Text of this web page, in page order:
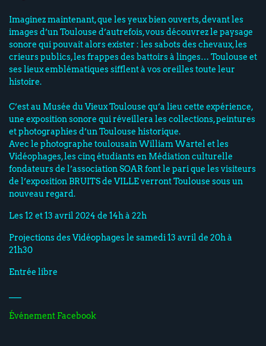
Imaginez maintenant, que les yeux bien ouverts, devant les
images d’un Toulouse d’autrefois, vous découvrez le paysage
sonore qui pouvait alors exister : les sabots des chevaux, les
crieurs publics, les frappes des battoirs à linges… Toulouse et
ses lieux emblématiques sifflent à vos oreilles toute leur
histoire.
C’est au Musée du Vieux Toulouse qu’a lieu cette expérience,
une exposition sonore qui réveillera les collections, peintures
et photographies d’un Toulouse historique.
Avec le photographe toulousain William Wartel et les
Vidéophages, les cinq étudiants en Médiation culturelle
fondateurs de l’association SOAR font le pari que les visiteurs
de l’exposition BRUITS de VILLE verront Toulouse sous un
nouveau regard.
Les 12 et 13 avril 2024 de 14h à 22h
Projections des Vidéophages le samedi 13 avril de 20h à
21h30
Entrée libre
Événement Facebook